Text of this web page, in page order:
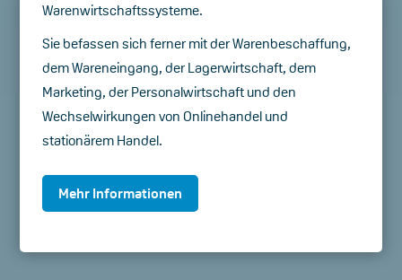
Warenwirtschaftssysteme.
Sie befassen sich ferner mit der Warenbeschaffung,
dem Wareneingang, der Lagerwirtschaft, dem
Marketing, der Personalwirtschaft und den
Wechselwirkungen von Onlinehandel und
stationärem Handel.
Mehr Informationen